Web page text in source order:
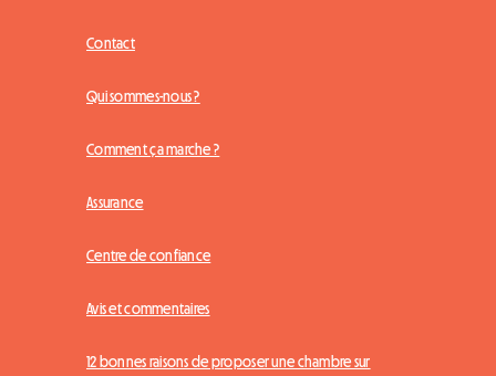
Contact
Qui sommes-nous ?
Comment ça marche ?
Assurance
Centre de confiance
Avis et commentaires
12 bonnes raisons de proposer une chambre sur